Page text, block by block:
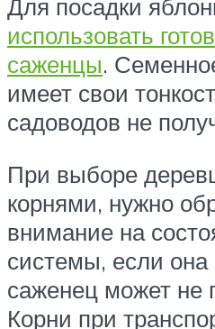
Для посадки
использовать
саженцы.
имеет свои
садоводов не
При выборе
корнями, нужно
внимание на
системы, если
саженец может не
Корни при